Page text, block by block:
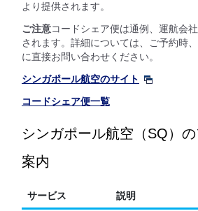
より提供されます。
ご注意コードシェア便は通例、運航会
されます。詳細については、ご予約時
に直接お問い合わせください。
シンガポール航空のサイト
コードシェア便一覧
シンガポール航空（SQ）
案内
サービス 説明